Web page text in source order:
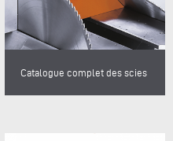
Catalogue complet des scies